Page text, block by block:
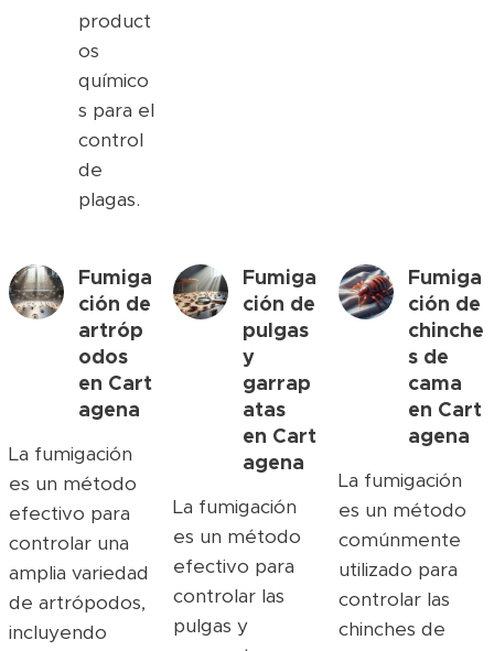
product
os
químico
s para el
control
de
plagas.
Fumiga
ción de
artróp
odos
en Cart
agena
La fumigación
es un método
efectivo para
controlar una
amplia variedad
de artrópodos,
incluyendo
Fumiga
ción de
pulgas
y
garrap
atas
en Cart
agena
La fumigación
es un método
efectivo para
controlar las
pulgas y
Fumiga
ción de
chinche
s de
cama
en Cart
agena
La fumigación
es un método
comúnmente
utilizado para
controlar las
chinches de